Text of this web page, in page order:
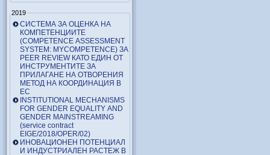
2019
СИСТЕМА ЗА ОЦЕНКА НА
КОМПЕТЕНЦИИТЕ
(COMPETENCE ASSESSMENT
SYSTEM: MYCOMPETENCE) ЗА
PEER REVIEW КАТО ЕДИН ОТ
ИНСТРУМЕНТИТЕ ЗА
ПРИЛАГАНЕ НА ОТВОРЕНИЯ
МЕТОД НА КООРДИНАЦИЯ В
ЕС
INSTITUTIONAL MECHANISMS
FOR GENDER EQUALITY AND
GENDER MAINSTREAMING
(service contract
EIGE/2018/OPER/02)
ИНОВАЦИОНЕН ПОТЕНЦИАЛ
И ИНДУСТРИАЛЕН РАСТЕЖ В